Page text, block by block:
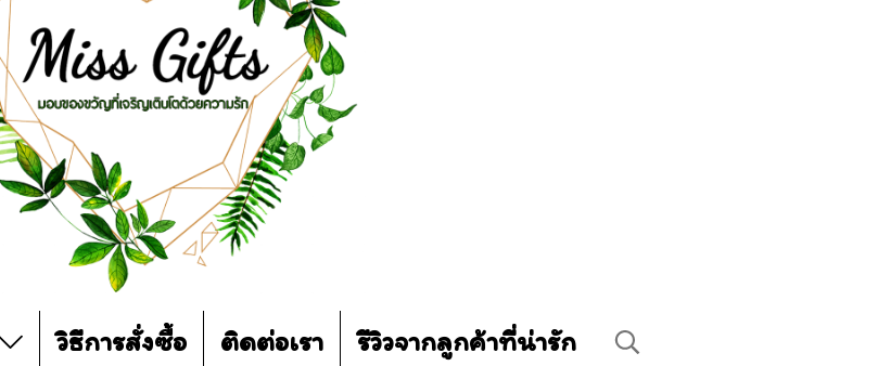
วิธีการสั่งซื้อ ติดต่อเรา รีวิวจากลูกค้าที่น่ารัก